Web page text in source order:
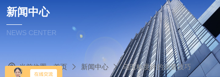
新闻中心
NEWS CENTER
当前位置：首页 新闻中心 乌氏粘度计的测量技巧